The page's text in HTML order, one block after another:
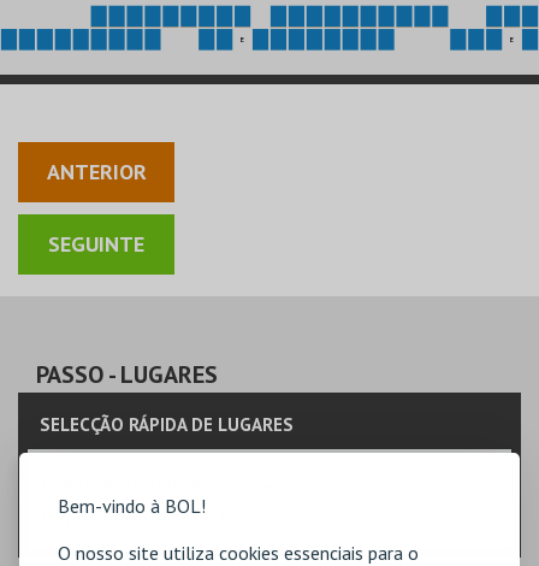
Bem-vindo à BOL!
O nosso site utiliza cookies essenciais para o
E E
ANTERIOR
PASSO- LUGARES
SELECÇÃO RÁPIDA DE LUGARES
Na planta, selecione o lugar.